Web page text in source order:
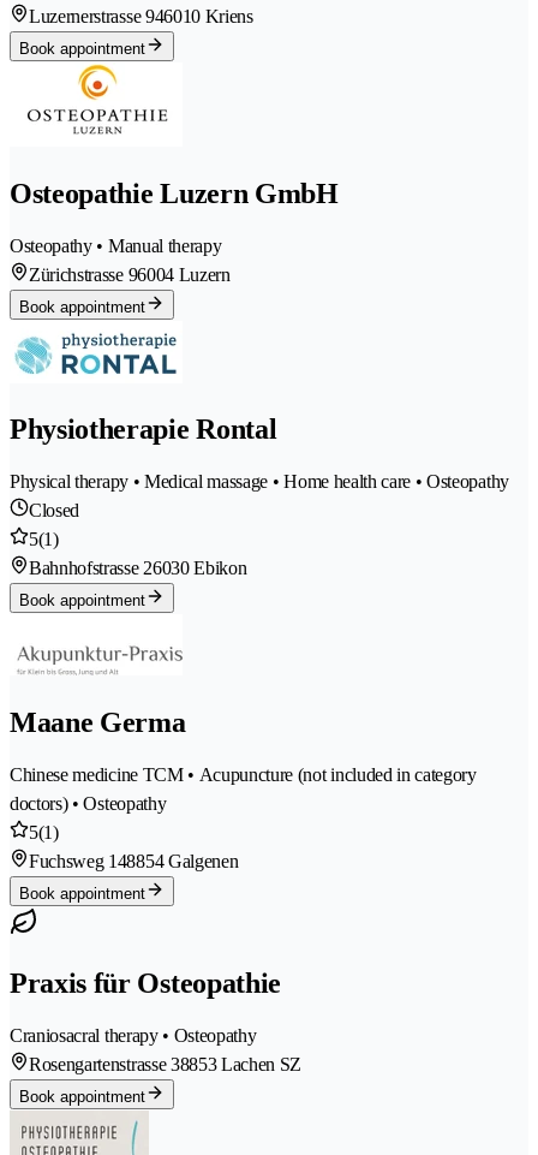
Luzernerstrasse 946010 Kriens
Book appointment
Osteopathie Luzern GmbH
Osteopathy • Manual therapy
Zürichstrasse 96004 Luzern
Book appointment
Physiotherapie Rontal
Physical therapy • Medical massage • Home health care • Osteopathy
Closed
5(1)
Bahnhofstrasse 26030 Ebikon
Book appointment
Maane Germa
Chinese medicine TCM • Acupuncture (not included in category
doctors) • Osteopathy
5(1)
Fuchsweg 148854 Galgenen
Book appointment
Praxis für Osteopathie
Craniosacral therapy • Osteopathy
Rosengartenstrasse 38853 Lachen SZ
Book appointment